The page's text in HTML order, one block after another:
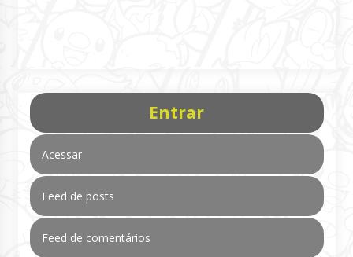
Entrar
Acessar
Feed de posts
Feed de comentários